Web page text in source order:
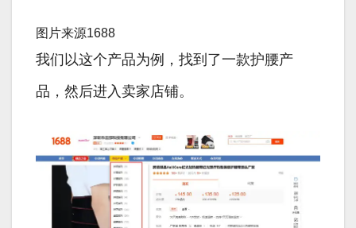
图片来源1688
我们以这个产品为例，找到了一款护腰产
品，然后进入卖家店铺。